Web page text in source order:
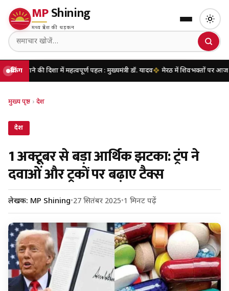
MPShining
मध्य प्रदेश की धड़कन
ब्रेकिंग
दिशा में महत्वपूर्ण पहल : मुख्यमंत्री डॉ. यादव मेरठ में शिवभक्तों पर आज पुष्पवर्षा करेंगे
मुख्य पृष्ठ › देश
देश
1 अक्टूबर से बड़ा आर्थिक झटका: ट्रंप ने
दवाओं और ट्रकों पर बढ़ाए टैक्स
लेखक: MP Shining•27 सितंबर 2025•1 मिनट पढ़ें